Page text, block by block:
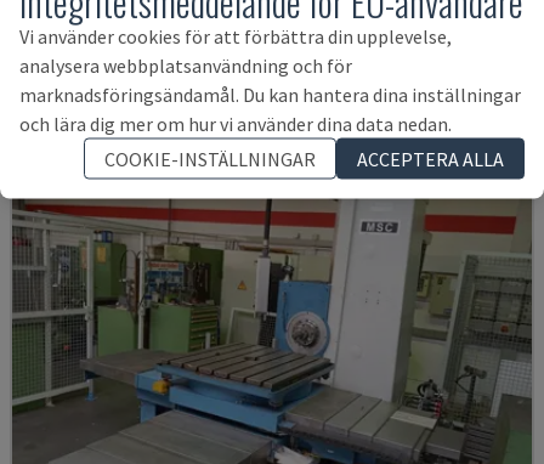
NORDEST - UPPRYMNINGSMASKIN (METALL)
ITALIEN 2005
548 609 SEK
Vi använder cookies för att förbättra din upplevelse,
analysera webbplatsanvändning och för
marknadsföringsändamål. Du kan hantera dina inställningar
och lära dig mer om hur vi använder dina data nedan.
COOKIE-INSTÄLLNINGAR
ACCEPTERA ALLA